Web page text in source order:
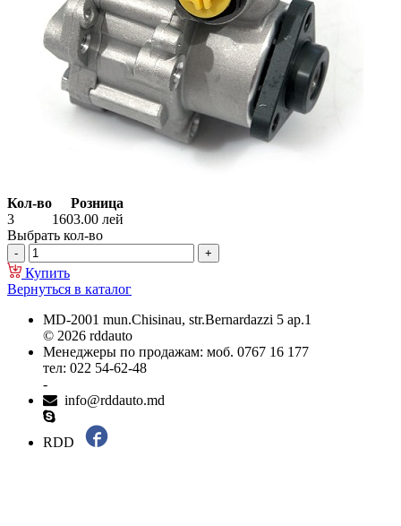
Кол-во
Розница
3
1603.00 лей
Выбрать кол-во
Купить
Вернуться в каталог
MD-2001 mun.Chisinau, str.Bernardazzi 5 ap.1
© 2026 rddauto
Менеджеры по продажам: моб. 0767 16 177
тел: 022 54-62-48
-
info@rddauto.md
RDD